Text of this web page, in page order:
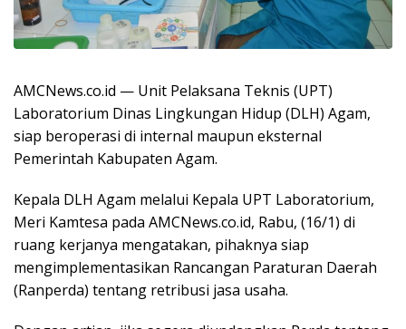
AMCNews.co.id — Unit Pelaksana Teknis (UPT)
Laboratorium Dinas Lingkungan Hidup (DLH) Agam,
siap beroperasi di internal maupun eksternal
Pemerintah Kabupaten Agam.
Kepala DLH Agam melalui Kepala UPT Laboratorium,
Meri Kamtesa pada AMCNews.co.id, Rabu, (16/1) di
ruang kerjanya mengatakan, pihaknya siap
mengimplementasikan Rancangan Paraturan Daerah
(Ranperda) tentang retribusi jasa usaha.